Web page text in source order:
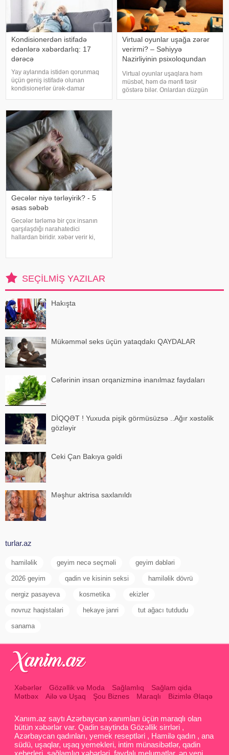
Kondisionerdən istifadə
edənlərə xəbərdarlıq: 17
dərəcə
Yay aylarında istidən qorunmaq
üçün geniş istifadə olunan
kondisionerlər ürək-damar
kardioloqların bildirdiyinə görə,
tərli halda qəfil çox soyuq otağ
Virtual oyunlar uşağa zərər
verirmi? – Səhiyyə
Nazirliyinin psixoloqundan
Virtual oyunlar uşaqlara həm
müsbət, həm də mənfi təsir
göstərə bilər. Onlardan düzgün
rejimdə istifadə edildikdə zehni
Gecələr niyə tərləyirik? - 5
əsas səbəb
Gecələr tərləmə bir çox insanın
qarşılaşdığı narahatedici
hallardan biridir. xəbər verir ki,
SEÇILMIŞ YAZILAR
Hakışta
Mükəmməl seks üçün yataqdakı QAYDALAR
Cəfərinin insan orqanizminə inanılmaz faydaları
DİQQƏT ! Yuxuda pişik görmüsüzsə ..Ağır xəstəlik
gözləyir
Ceki Çan Bakıya gəldi
Məşhur aktrisa saxlanıldı
turlar.az
hamiləlik geyim necə seçməli geyim dəbləri
2026 geyim qadin ve kisinin seksi hamiləlik dövrü
nergiz pasayeva kosmetika ekizler
novruz haqistalari hekaye janri tut ağacı tutdudu
sanama
Xəbərlər Gözəllik və Moda Sağlamlıq
Sağlam qida
Mətbəx
Ailə və Uşaq Şou Biznes Maraqlı Bizimlə Əlaqə
Xanım.az saytı Azərbaycan xanımları üçün maraqlı olan
bütün xəbərlər var. Qadin saytinda Gözəllik sirrləri ,
Azərbaycan qadınları, yemek reseptləri , Hamilə qadın , ana
südü, uşaqlar, uşaq yemekleri, intim münasibətlər, qadin
xeberleri, sağlamlıq xəbərləri, faydalı melumatlar, ən yeni